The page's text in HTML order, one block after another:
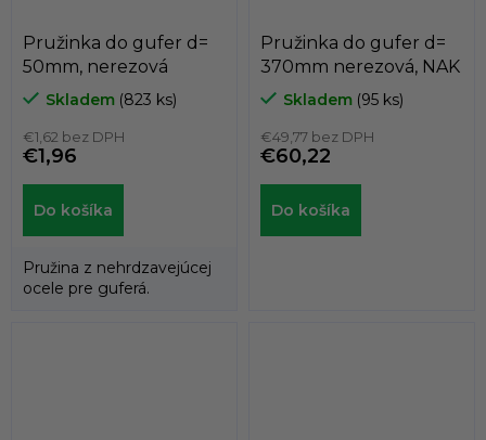
Pružinka do gufer d=
50mm, nerezová
Skladem (823 ks)
€1,62 bez DPH
€1,96
Do košíka
Pružina z nehrdzavejúcej
ocele pre guferá.
Pružinka do gufer d=
370mm nerezová, NAK
Skladem (95 ks)
€49,77 bez DPH
€60,22
Do košíka